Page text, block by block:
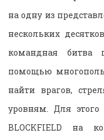
на одну из
нескольких
командная битва
помощью
найти врагов,
уровням. Для этого
BLOCKFIELD на